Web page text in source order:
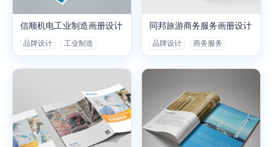
信顺机电工业制造画册设计
品牌设计 工业制造
同邦旅游商务服务画册设计
品牌设计 商务服务